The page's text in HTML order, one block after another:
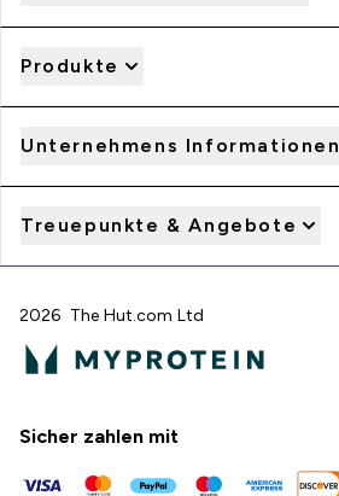
Produkte
Unternehmens Informationen
Treuepunkte & Angebote
2026 The Hut.com Ltd
Sicher zahlen mit